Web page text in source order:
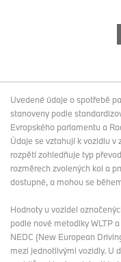
Uvedené údaje o spotřebě
stanoveny podle
Evropského parlamentu a
Údaje se vztahují k vozidlu v
rozpětí zohledňuje typ
rozměrech zvolených kol a
dostupné, a mohou se
Hodnoty u vozidel
podle nové metodiky WLTP
NEDC (New European
mezi jednotlivými vozidly. U